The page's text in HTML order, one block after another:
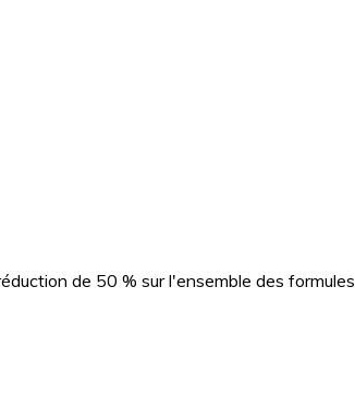
de 50 % sur l'ensemble des formules.